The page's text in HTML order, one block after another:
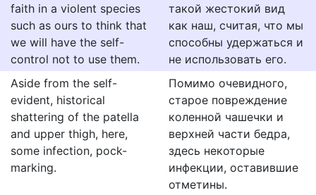
faith in a violent species
such as ours to think that
we will have the self-
control not to use them.
такой жестокий вид
как наш, считая, что мы
способны удержаться и
не использовать его.
Aside from the self-
evident, historical
shattering of the patella
and upper thigh, here,
some infection, pock-
marking.
Помимо очевидного,
старое повреждение
коленной чашечки и
верхней части бедра,
здесь некоторые
инфекции, оставившие
отметины.